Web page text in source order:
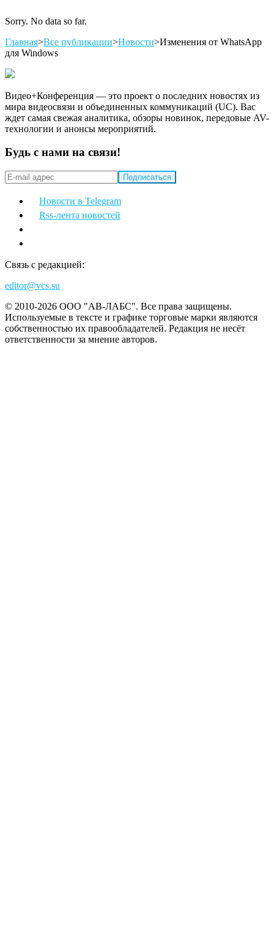
Sorry. No data so far.
Главная>Все публикации>Новости>Изменения от WhatsApp
для Windows
Видео+Конференция — это проект о последних новостях из
мира видеосвязи и объединенных коммуникаций (UC). Вас
ждет самая свежая аналитика, обзоры новинок, передовые AV-
технологии и анонсы мероприятий.
Будь с нами на связи!
Новости в Telegram
Rss-лента новостей
Связь с редакцией:
editor@vcs.su
© 2010-2026 ООО "АВ-ЛАБС". Все права защищены.
Используемые в тексте и графике торговые марки являются
собственностью их правообладателей. Редакция не несёт
ответственности за мнение авторов.